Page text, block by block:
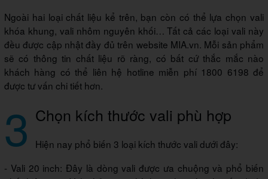
Ngoài hai loại chất liệu kể trên, bạn còn có thể lựa chọn vali
khóa khung, vali nhôm nguyên khối… Tất cả các loại vali này
đều được cập nhật đầy đủ trên website MIA.vn. Mỗi sản phẩm
sẽ có thông tin chất liệu rõ ràng, có bất cứ thắc mắc nào
khách hàng có thể liên hệ hotline miễn phí 1800 6198 để
được tư vấn chi tiết hơn.
3 Chọn kích thước vali phù hợp
Hiện nay phổ biến 3 loại kích thước vali dưới đây:
- Vali 20 inch: Đây là dòng vali được ưa chuộng và phổ biến